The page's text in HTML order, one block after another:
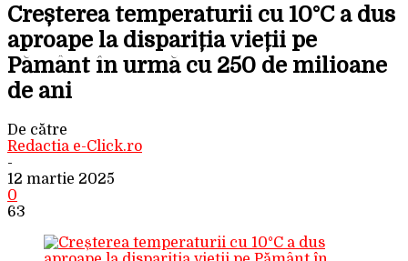
Creșterea temperaturii cu 10°C a dus
aproape la dispariția vieții pe
Pământ în urmă cu 250 de milioane
de ani
De către
Redactia e-Click.ro
-
12 martie 2025
0
63